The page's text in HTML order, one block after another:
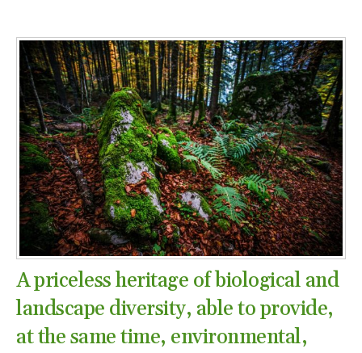
A priceless heritage of biological and
landscape diversity, able to provide,
at the same time, environmental,